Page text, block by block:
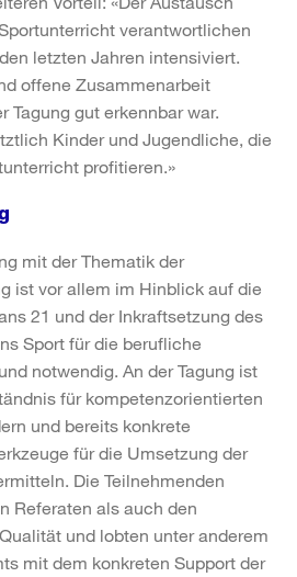
verantwortlichen
letzten Jahren intensiviert.
offene Zusammenarbeit
Tagung gut erkennbar war.
Kinder und Jugendliche, die
profitieren.»
mit der Thematik der
ist vor allem im Hinblick auf die
21 und der Inkraftsetzung des
Sport für die berufliche
notwendig. An der Tagung ist
für kompetenzorientierten
und bereits konkrete
für die Umsetzung der
Die Teilnehmenden
Referaten als auch den
und lobten unter anderem
mit dem konkreten Support der